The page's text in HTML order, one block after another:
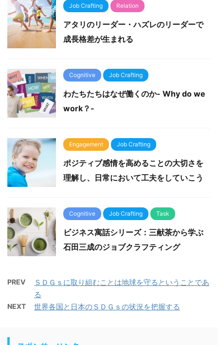
Job Crafting Relation
アタリのリーダー・ハズレのリーダーで
成長格差が生まれる
Cognitive Job Crafting
わたちたちはなぜ働くのか- Why do we
work？-
Engagement Job Crafting
ポジティブ感情を高めることの大切さを
理解し、日常において工夫をしていこう
Cognitive Job Crafting Task
ビジネス寓話シリーズ：三献茶から学ぶ
石田三成のジョブクラフティング
PREV
ＳＤＧｓに取り組むことは地球を守るということであ
る
NEXT 世界各国と日本のＳＤＧｓの状況を把握する